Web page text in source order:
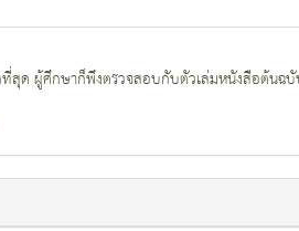
ด ผู้ศึกษาก็พึงตรวจสอบกับตัวเล่มหนังสือต้นฉ